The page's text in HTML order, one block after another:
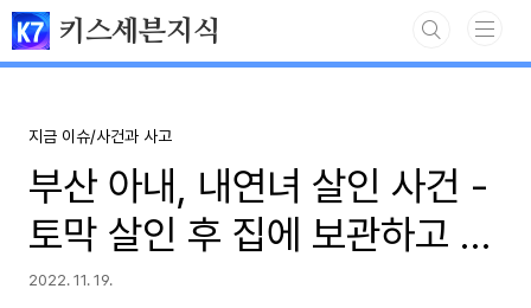
본문 바로가기
키스세븐지식
지금 이슈/사건과 사고
부산 아내, 내연녀 살인 사건 -
토막 살인 후 집에 보관하고 또
살인한 남자
2022. 11. 19.